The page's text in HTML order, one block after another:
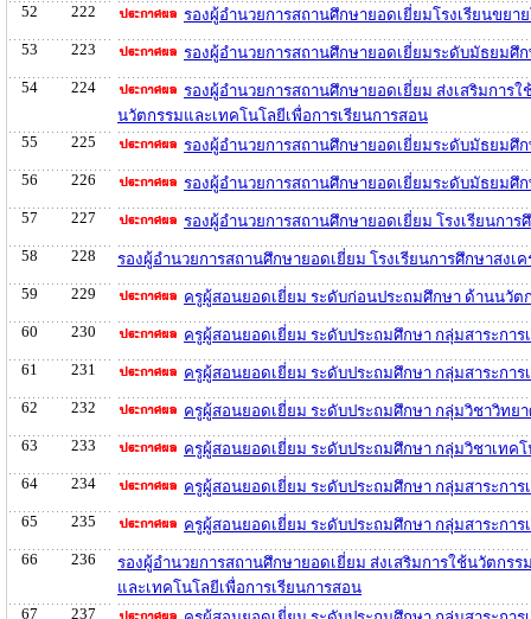
52
222
รองผู้อำนวยการสถานศึกษายอดเยี่ยมโรงเรียนขย
53
223
รองผู้อำนวยการสถานศึกษายอดเยี่ยมระดับมัธยมศึ
54
224
รองผู้อำนวยการสถานศึกษายอดเยี่ยม ส่งเสริมการ
นวัตกรรมและเทคโนโลยีเพื่อการเรียนการสอน
55
225
รองผู้อำนวยการสถานศึกษายอดเยี่ยมระดับมัธยมศึ
56
226
รองผู้อำนวยการสถานศึกษายอดเยี่ยมระดับมัธยมศึ
57
227
รองผู้อำนวยการสถานศึกษายอดเยี่ยม โรงเรียนกา
58
228
รองผู้อำนวยการสถานศึกษายอดเยี่ยม โรงเรียนการศึกษาสง
59
229
ครูผู้สอนยอดเยี่ยม ระดับก่อนประถมศึกษา ด้านนวัต
60
230
ครูผู้สอนยอดเยี่ยม ระดับประถมศึกษา กลุ่มสาระกา
61
231
ครูผู้สอนยอดเยี่ยม ระดับประถมศึกษา กลุ่มสาระกา
62
232
ครูผู้สอนยอดเยี่ยม ระดับประถมศึกษา กลุ่มวิชาวิทย
63
233
ครูผู้สอนยอดเยี่ยม ระดับประถมศึกษา กลุ่มวิชาเทค
64
234
ครูผู้สอนยอดเยี่ยม ระดับประถมศึกษา กลุ่มสาระกา
65
235
ครูผู้สอนยอดเยี่ยม ระดับประถมศึกษา กลุ่มสาระกา
66
236
รองผู้อำนวยการสถานศึกษายอดเยี่ยม ส่งเสริมการใช้นวัตกร
และเทคโนโลยีเพื่อการเรียนการสอน
67
237